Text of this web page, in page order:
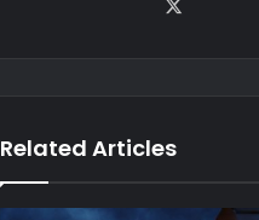
Related Articles